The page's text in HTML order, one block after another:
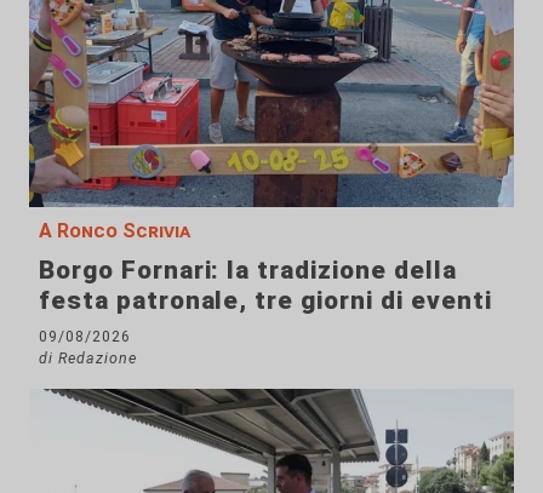
A Ronco Scrivia
Borgo Fornari: la tradizione della
festa patronale, tre giorni di eventi
09/08/2026
di Redazione